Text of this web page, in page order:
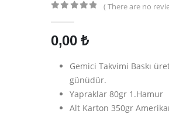
( There are no
0,00 ₺
Gemici Takvimi Baskı
günüdür.
Yapraklar 80gr 1.Hamur
Alt Karton 350gr